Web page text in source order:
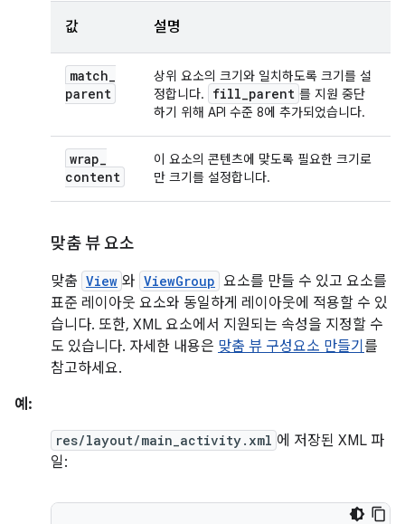
값 설명
match_
parent
상위 요소의 크기와 일치하도록 크기를 설
정합니다.
fill_parent 를 지원 중단
하기 위해 API 수준 8에 추가되었습니다.
wrap_
content
이 요소의 콘텐츠에 맞도록 필요한 크기로
만 크기를 설정합니다.
맞춤 뷰 요소
맞춤 View 와 ViewGroup 요소를 만들 수 있고 요소를
표준 레이아웃 요소와 동일하게 레이아웃에 적용할 수 있
습니다. 또한, XML 요소에서 지원되는 속성을 지정할 수
도 있습니다. 자세한 내용은 맞춤 뷰 구성요소 만들기 를
참고하세요.
예:
res/layout/main_activity.xml 에 저장된 XML 파
일: